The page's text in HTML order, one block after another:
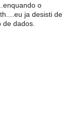
o
ja desisti de
dados.